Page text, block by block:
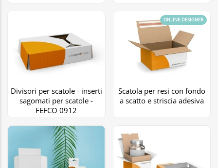
Divisori per scatole - inserti
sagomati per scatole -
FEFCO 0912
Scatola per resi con fondo
a scatto e striscia adesiva
ONLINE-DESIGNER